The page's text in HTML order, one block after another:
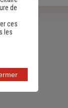
de
ces
les